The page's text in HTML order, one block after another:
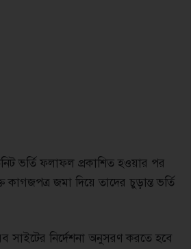
ভর্তি ফলাফল প্রকাশিত হওয়ার পর
কাগজপত্র জমা দিয়ে তাদের চুড়ান্ত ভর্তি
সাইটের নির্দেশনা অনুসরণ করতে হবে